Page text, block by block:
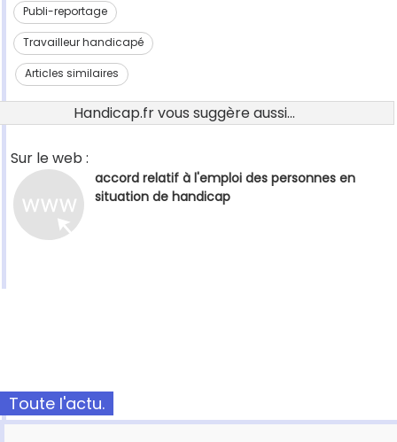
Publi-reportage
Travailleur handicapé
Articles similaires
Handicap.fr vous suggère aussi...
Sur le web :
accord relatif à l'emploi des personnes en
situation de handicap
Toute l'actu.